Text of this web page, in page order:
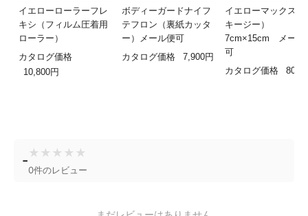
イエローローラーフレ
キシ（フィルム圧着用
ローラー）
カタログ価格
10,800円
ボディーガードナイフ
テフロン（裏紙カッタ
ー）メール便可
カタログ価格
7,900円
イエローマックス（
キージー）
7cm×15cm メール
可
カタログ価格
800
- ★ ★ ★ ★ ★
0件のレビュー